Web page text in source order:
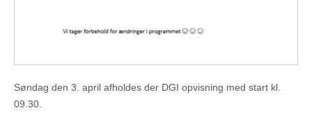
Søndag den 3. april afholdes der DGI opvisning med start kl.
09.30.